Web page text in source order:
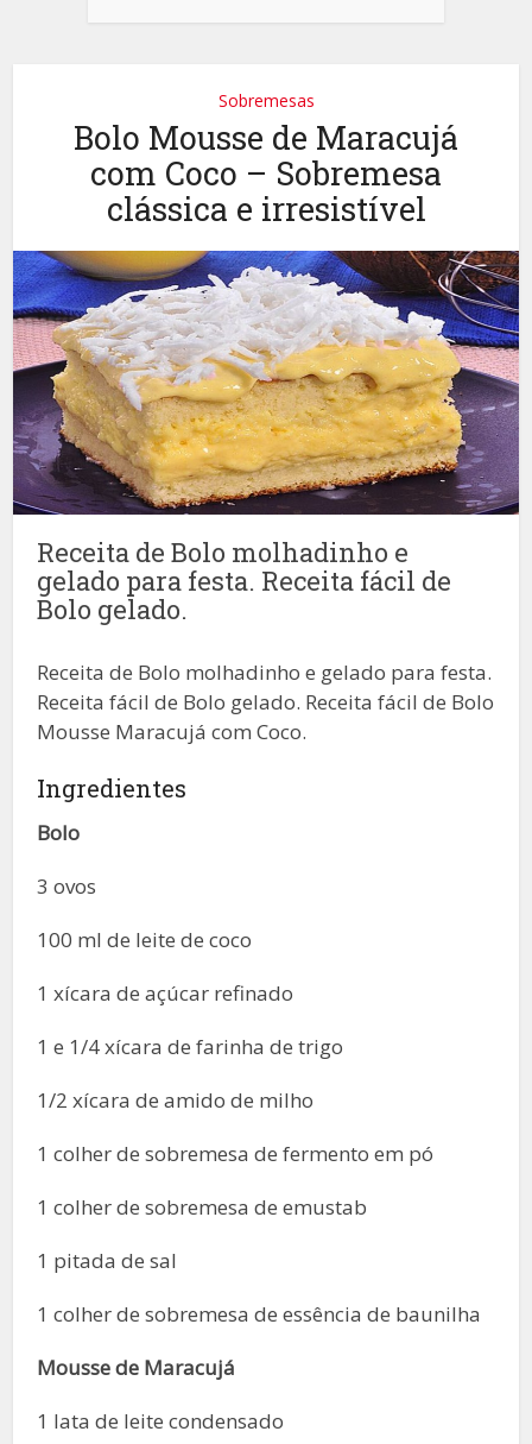
Sobremesas
Bolo Mousse de Maracujá
com Coco – Sobremesa
clássica e irresistível
Receita de Bolo molhadinho e
gelado para festa. Receita fácil de
Bolo gelado.
Receita de Bolo molhadinho e gelado para festa.
Receita fácil de Bolo gelado. Receita fácil de Bolo
Mousse Maracujá com Coco.
Ingredientes
Bolo
3 ovos
100 ml de leite de coco
1 xícara de açúcar refinado
1 e 1/4 xícara de farinha de trigo
1/2 xícara de amido de milho
1 colher de sobremesa de fermento em pó
1 colher de sobremesa de emustab
1 pitada de sal
1 colher de sobremesa de essência de baunilha
Mousse de Maracujá
1 lata de leite condensado